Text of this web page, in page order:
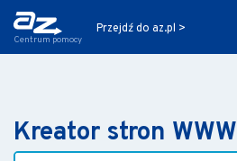
Centrum pomocy
Przejdź do az.pl >
Kreator stron WWW